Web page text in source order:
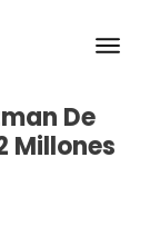
De
Millones